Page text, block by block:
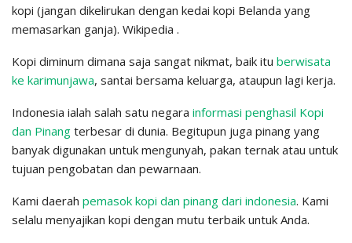
kopi (jangan dikelirukan dengan kedai kopi Belanda yang
memasarkan ganja). Wikipedia .
Kopi diminum dimana saja sangat nikmat, baik itu berwisata
ke karimunjawa, santai bersama keluarga, ataupun lagi kerja.
Indonesia ialah salah satu negara informasi penghasil Kopi
dan Pinang terbesar di dunia. Begitupun juga pinang yang
banyak digunakan untuk mengunyah, pakan ternak atau untuk
tujuan pengobatan dan pewarnaan.
Kami daerah pemasok kopi dan pinang dari indonesia. Kami
selalu menyajikan kopi dengan mutu terbaik untuk Anda.